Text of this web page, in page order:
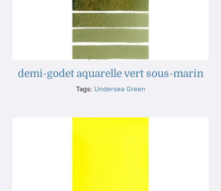
demi-godet aquarelle vert sous-marin
Tags: Undersea Green